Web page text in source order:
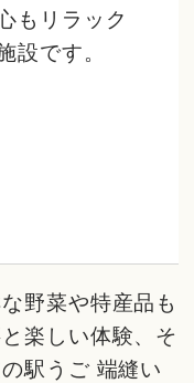
もリラック
設です。
野菜や特産品も
楽しい体験、そ
駅うご 端縫い